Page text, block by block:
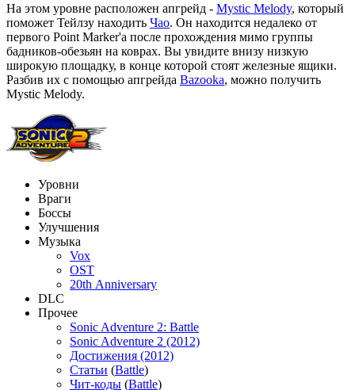
На этом уровне расположен апгрейд - Mystic Melody, который
поможет Тейлзу находить Чао. Он находится недалеко от
первого Point Marker'а после прохождения мимо группы
бадников-обезьян на коврах. Вы увидите внизу низкую
широкую площадку, в конце которой стоят железные ящики.
Разбив их с помощью апгрейда Bazooka, можно получить
Mystic Melody.
Уровни
Враги
Боссы
Улучшения
Музыка
Vox
OST
20th Anniversary
DLC
Прочее
Sonic Adventure 2: Battle
Sonic Adventure 2 (2012)
Достижения (2012)
Статьи (Battle)
Чит-коды (Battle)